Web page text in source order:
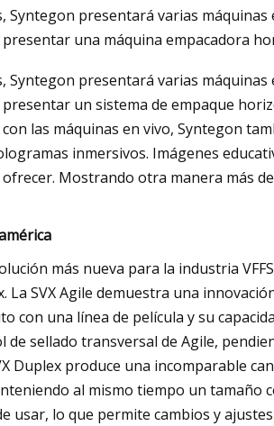
Syntegon presentará varias
una máquina empacadora
Syntegon presentará varias
un sistema de empaque
con las máquinas en vivo, Syntegon
inmersivos. Imágenes
Mostrando otra manera más
más nueva para la industria
La SVX Agile demuestra una
con una línea de película y su
de sellado transversal de Agile,
Duplex produce una incomparable
al mismo tiempo un
usar, lo que permite cambios y